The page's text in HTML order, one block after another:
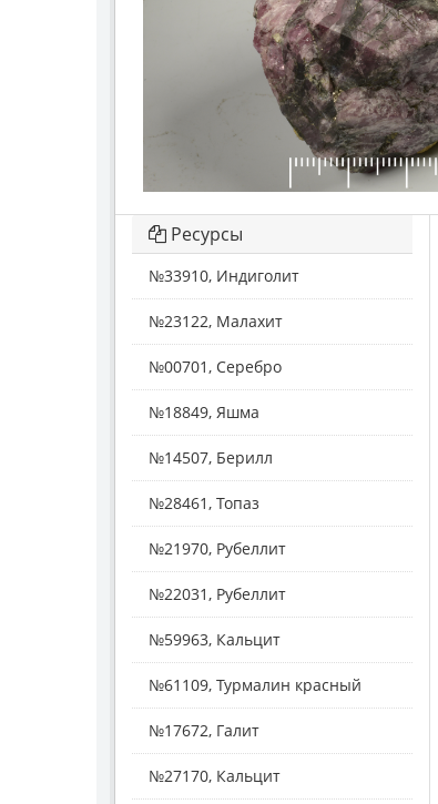
Ресурсы
№33910, Индиголит
№23122, Малахит
№00701, Серебро
№18849, Яшма
№14507, Берилл
№28461, Топаз
№21970, Рубеллит
№22031, Рубеллит
№59963, Кальцит
№61109, Турмалин красный
№17672, Галит
№27170, Кальцит